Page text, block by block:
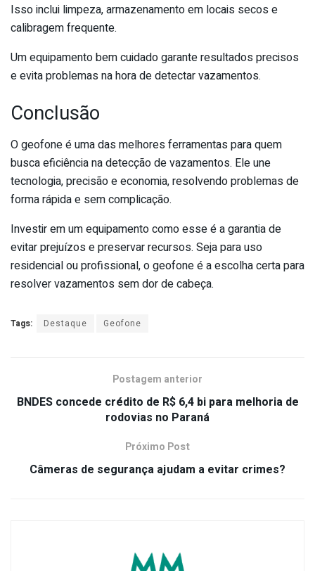
Isso inclui limpeza, armazenamento em locais secos e
calibragem frequente.
Um equipamento bem cuidado garante resultados precisos
e evita problemas na hora de detectar vazamentos.
Conclusão
O geofone é uma das melhores ferramentas para quem
busca eficiência na detecção de vazamentos. Ele une
tecnologia, precisão e economia, resolvendo problemas de
forma rápida e sem complicação.
Investir em um equipamento como esse é a garantia de
evitar prejuízos e preservar recursos. Seja para uso
residencial ou profissional, o geofone é a escolha certa para
resolver vazamentos sem dor de cabeça.
Tags: Destaque Geofone
Postagem anterior
BNDES concede crédito de R$ 6,4 bi para melhoria de
rodovias no Paraná
Próximo Post
Câmeras de segurança ajudam a evitar crimes?